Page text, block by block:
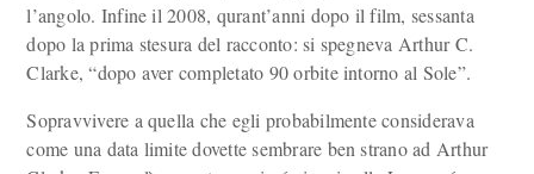
l’angolo. Infine il 2008, qurant’anni dopo il film, sessanta
dopo la prima stesura del racconto: si spegneva Arthur C.
Clarke, “dopo aver completato 90 orbite intorno al Sole”.
Sopravvivere a quella che egli probabilmente considerava
come una data limite dovette sembrare ben strano ad Arthur